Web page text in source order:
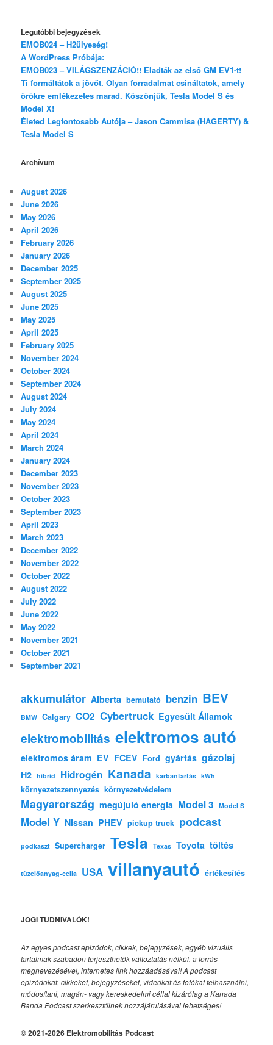
Legutóbbi bejegyzések
EMOB024 – H2ülyeség!
A WordPress Próbája:
EMOB023 – VILÁGSZENZÁCIÓ!! Eladták az első GM EV1-t!
Ti formáltátok a jövőt. Olyan forradalmat csináltatok, amely
örökre emlékezetes marad. Köszönjük, Tesla Model S és
Model X!
Életed Legfontosabb Autója – Jason Cammisa (HAGERTY) &
Tesla Model S
Archívum
August 2026
June 2026
May 2026
April 2026
February 2026
January 2026
December 2025
September 2025
August 2025
June 2025
May 2025
April 2025
February 2025
November 2024
October 2024
September 2024
August 2024
July 2024
May 2024
April 2024
March 2024
January 2024
December 2023
November 2023
October 2023
September 2023
April 2023
March 2023
December 2022
November 2022
October 2022
August 2022
July 2022
June 2022
May 2022
November 2021
October 2021
September 2021
akkumulátor Alberta bemutató benzin BEV
BMW Calgary CO2 Cybertruck Egyesült Államok
elektromobilitás elektromos autó
elektromos áram EV FCEV Ford gyártás gázolaj
H2 hibrid Hidrogén Kanada karbantartás kWh
környezetszennyezés környezetvédelem
Magyarország megújuló energia Model 3 Model S
Model Y Nissan PHEV pickup truck podcast
podkaszt Supercharger Tesla Texas Toyota töltés
tüzelőanyag-cella USA villanyautó értékesítés
JOGI TUDNIVALÓK!
Az egyes podcast epizódok, cikkek, bejegyzések, egyéb vizuális
tartalmak szabadon terjeszthetők változtatás nélkül, a forrás
megnevezésével, internetes link hozzáadásával!A podcast
epizódokat, cikkeket, bejegyzéseket, videókat és fotókat felhasználni,
módosítani, magán- vagy kereskedelmi céllal kizárólag a Kanada
Banda Podcast szerkesztőinek hozzájárulásával lehetséges!
© 2021-2026 Elektromobilitás Podcast